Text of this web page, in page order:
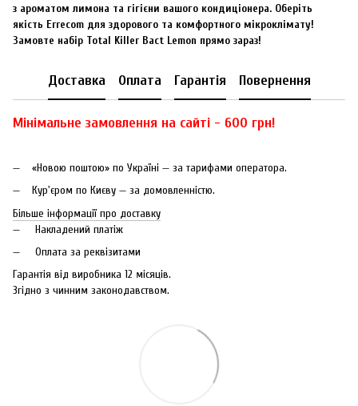
з ароматом лимона та гігієни вашого кондиціонера. Оберіть
якість Errecom для здорового та комфортного мікроклімату!
Замовте набір Total Killer Bact Lemon прямо зараз!
Доставка Оплата Гарантія Повернення
Мінімальне замовлення на сайті - 600 грн!
«Новою поштою» по Україні — за тарифами оператора.
Кур'єром по Києву — за домовленністю.
Більше інформації про доставку
Накладений платіж
Оплата за реквізитами
Гарантія від виробника 12 місяців.
Згідно з чинним законодавством.